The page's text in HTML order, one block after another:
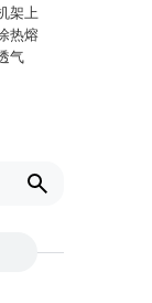
架上
热熔
气